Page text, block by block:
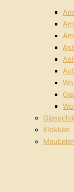
Klokken